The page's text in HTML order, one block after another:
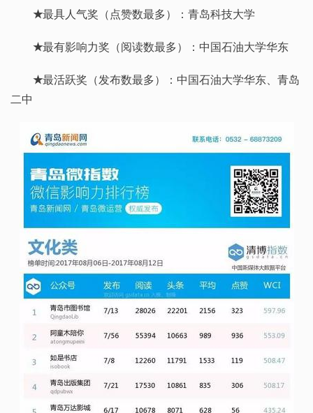
★最具人气奖（点赞数最多）：青岛科技大学
★最有影响力奖（阅读数最多）：中国石油大学华东
★最活跃奖（发布数最多）：中国石油大学华东、青岛
二中